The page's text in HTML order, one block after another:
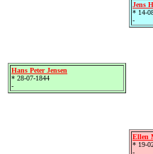
Hans Peter Jensen
* 28-07-1844
-
Jens
* 14-
-
Ellen
* 19-
-